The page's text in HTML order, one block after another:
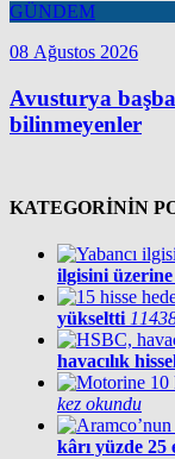
GÜNDEM
08 Ağustos 2026
Avusturya
bilinmeyenler
KATEGORİNİN
ilgisini
yükseltti
havacılık
kez okundu
kârı yüzde 25